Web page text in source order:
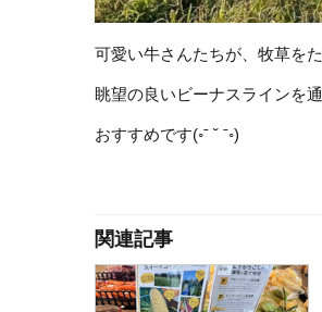
可愛い牛さんたちが、牧草をた
眺望の良いビーナスラインを
おすすめです(◦ˉ ˘ ˉ◦)
関連記事